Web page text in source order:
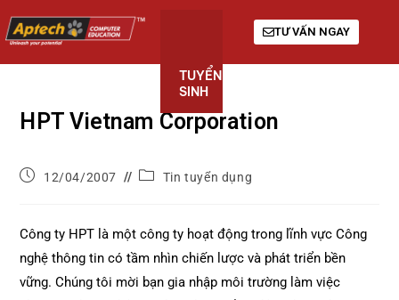
TUYỂN
SINH
TƯ VẤN NGAY
HPT Vietnam Corporation
12/04/2007 Tin tuyển dụng
Công ty HPT là một công ty hoạt động trong lĩnh vực Công
nghệ thông tin có tầm nhìn chiến lược và phát triển bền
vững. Chúng tôi mời bạn gia nhập môi trường làm việc